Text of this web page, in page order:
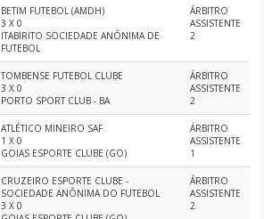
BETIM FUTEBOL (AMDH)
3 X 0
ITABIRITO SOCIEDADE ANÔNIMA DE
FUTEBOL
ÁRBITRO
ASSISTENTE
2
TOMBENSE FUTEBOL CLUBE
3 X 0
PORTO SPORT CLUB - BA
ÁRBITRO
ASSISTENTE
2
ATLÉTICO MINEIRO SAF
1 X 0
GOIAS ESPORTE CLUBE (GO)
ÁRBITRO
ASSISTENTE
1
CRUZEIRO ESPORTE CLUBE -
SOCIEDADE ANÔNIMA DO FUTEBOL
3 X 0
ÁRBITRO
ASSISTENTE
2